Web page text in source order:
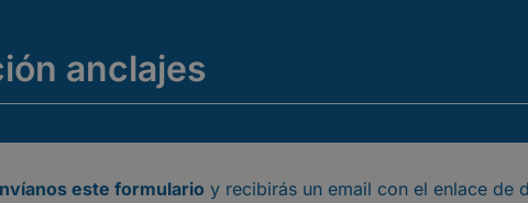
anclajes
este formulario y recibirás un email con el enlace de